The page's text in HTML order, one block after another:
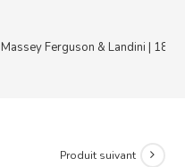
Ferguson & Landini |
Produit suivant